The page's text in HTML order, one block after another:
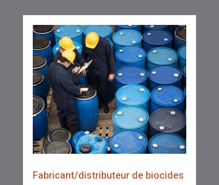
Fabricant/distributeur de biocides